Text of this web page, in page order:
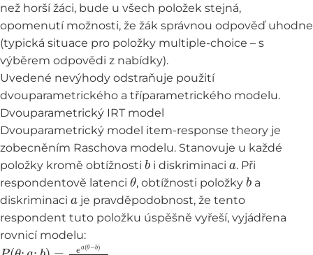
než horší žáci, bude u všech položek stejná,
opomenutí možnosti, že žák správnou odpověď uhodne
(typická situace pro položky multiple-choice – s
výběrem odpovědi z nabídky).
Uvedené nevýhody odstraňuje použití
dvouparametrického a tříparametrického modelu.
Dvouparametrický IRT model
Dvouparametrický model item-response theory je
zobecněním Raschova modelu. Stanovuje u každé
položky kromě obtížnosti
b
i diskriminaci
a
. Při
respondentově latenci
θ
, obtížnosti položky
b
a
diskriminaci
a
je pravděpodobnost, že tento
respondent tuto položku úspěšně vyřeší, vyjádřena
rovnicí modelu:
P(θ b)= θ−b)